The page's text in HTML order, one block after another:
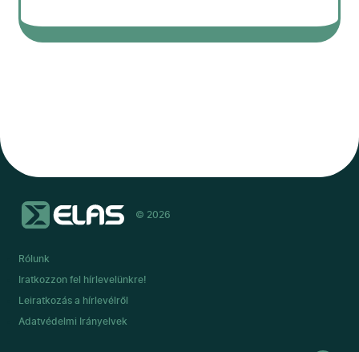
© 2026
Rólunk
Iratkozzon fel hírlevelünkre!
Leiratkozás a hírlevélről
Adatvédelmi Irányelvek